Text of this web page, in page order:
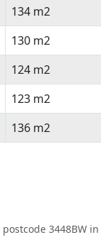
134 m2
130 m2
124 m2
123 m2
136 m2
3448BW